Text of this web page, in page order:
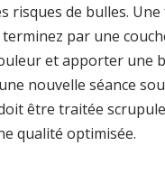
risques de bulles.
par une
et apporter une
nouvelle séance
être traitée
qualité optimisée.